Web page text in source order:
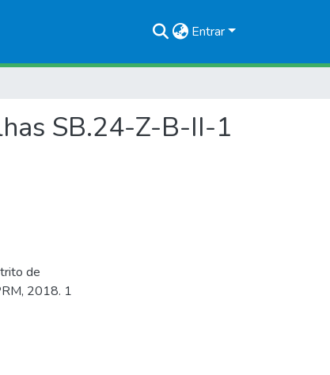
Entrar
SB.24-Z-B-II-1
de
2018. 1